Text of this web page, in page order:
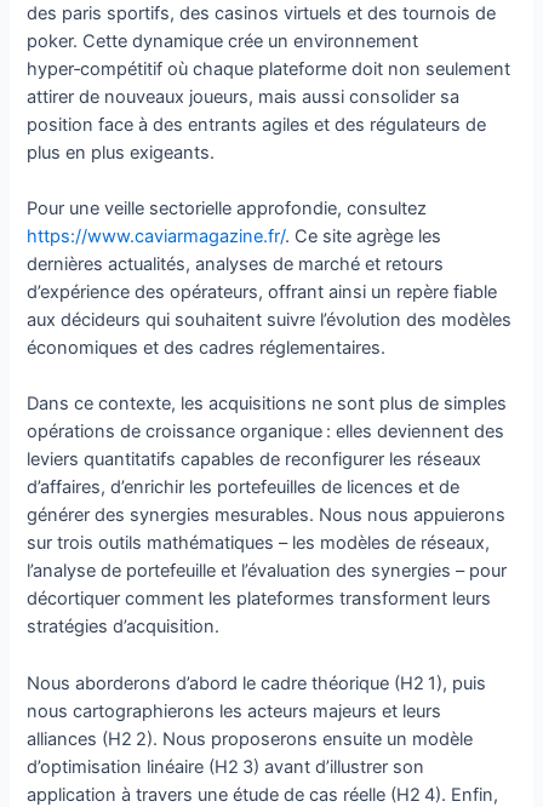
des paris sportifs, des casinos virtuels et des tournois de
poker. Cette dynamique crée un environnement
hyper‑compétitif où chaque plateforme doit non seulement
attirer de nouveaux joueurs, mais aussi consolider sa
position face à des entrants agiles et des régulateurs de
plus en plus exigeants.
Pour une veille sectorielle approfondie, consultez
https://www.caviarmagazine.fr/. Ce site agrège les
dernières actualités, analyses de marché et retours
d’expérience des opérateurs, offrant ainsi un repère fiable
aux décideurs qui souhaitent suivre l’évolution des modèles
économiques et des cadres réglementaires.
Dans ce contexte, les acquisitions ne sont plus de simples
opérations de croissance organique : elles deviennent des
leviers quantitatifs capables de reconfigurer les réseaux
d’affaires, d’enrichir les portefeuilles de licences et de
générer des synergies mesurables. Nous nous appuierons
sur trois outils mathématiques – les modèles de réseaux,
l’analyse de portefeuille et l’évaluation des synergies – pour
décortiquer comment les plateformes transforment leurs
stratégies d’acquisition.
Nous aborderons d’abord le cadre théorique (H2 1), puis
nous cartographierons les acteurs majeurs et leurs
alliances (H2 2). Nous proposerons ensuite un modèle
d’optimisation linéaire (H2 3) avant d’illustrer son
application à travers une étude de cas réelle (H2 4). Enfin,